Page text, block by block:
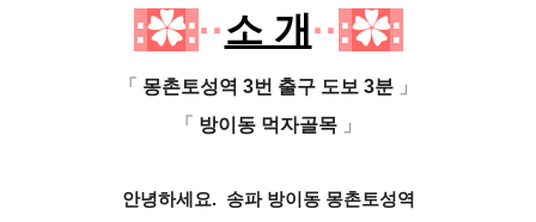
:✿:··소 개··:✿:
「 몽촌토성역 3번 출구 도보 3분 」
「 방이동 먹자골목 」
안녕하세요. 송파 방이동 몽촌토성역